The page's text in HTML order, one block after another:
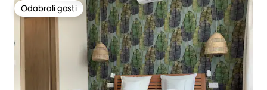
Odabrali gosti
Odabrali gosti